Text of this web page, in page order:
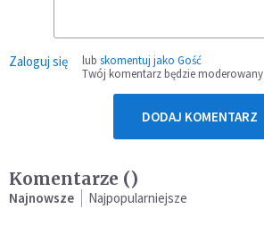
Zaloguj się lub skomentuj jako Gość
Twój komentarz będzie moderowany
DODAJ KOMENTARZ
Komentarze ()
Najnowsze Najpopularniejsze